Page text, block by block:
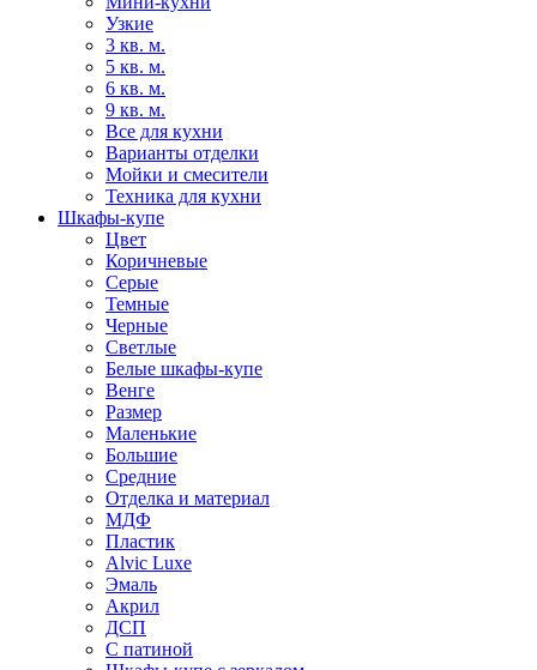
Узкие
3 кв. м.
5 кв. м.
6 кв. м.
9 кв. м.
Все для кухни
Варианты отделки
Мойки и смесители
Техника для кухни
Шкафы-купе
Цвет
Коричневые
Серые
Темные
Черные
Светлые
Белые шкафы-купе
Венге
Размер
Маленькие
Большие
Средние
Отделка и материал
МДФ
Пластик
Alvic Luxe
Эмаль
Акрил
ДСП
С патиной